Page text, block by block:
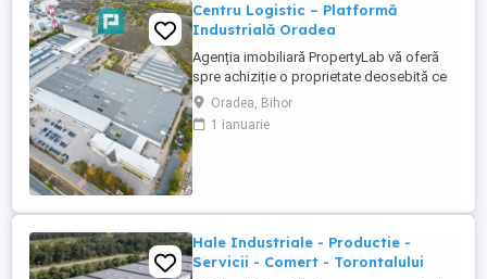
Centru Logistic – Platformă
Industrială Oradea
Agenția imobiliară PropertyLab vă oferă
spre achiziție o proprietate deosebită ce
constă într-o platformă industrială cu hale,
spații comerciale și showroom. Locație:
Oradea, Șoseaua Borșului zona
Oradea, Bihor
1 ianuarie
Hale Industriale - Productie -
Servicii - Comert - Torontalului